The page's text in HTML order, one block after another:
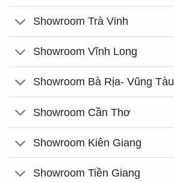
Showroom Trà Vinh
Showroom Vĩnh Long
Showroom Bà Rịa- Vũng Tàu
Showroom Cần Thơ
Showroom Kiên Giang
Showroom Tiền Giang